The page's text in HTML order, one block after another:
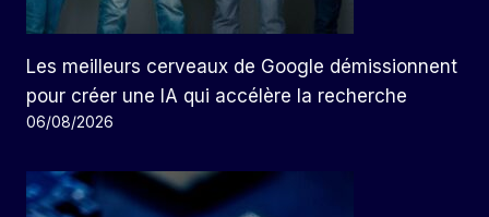
Les meilleurs cerveaux de Google démissionnent
pour créer une IA qui accélère la recherche
06/08/2026